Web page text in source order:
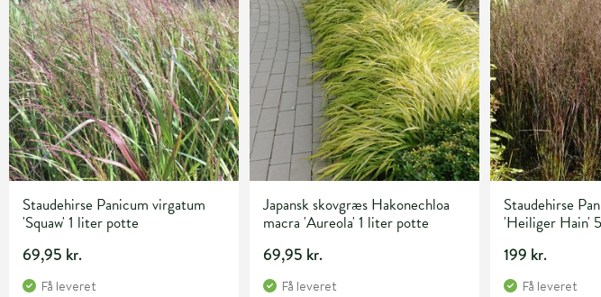
Staudehirse Panicum virgatum
'Squaw' 1 liter potte
69,95 kr.
Få leveret
Japansk skovgræs Hakonechloa
macra 'Aureola' 1 liter potte
69,95 kr.
Få leveret
Staudehirse
'Heiliger Hain'
199 kr.
Få leveret